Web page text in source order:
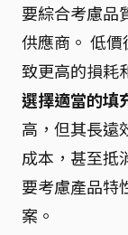
要綜合考慮品
供應商。 低
致更高的損耗
選擇適當的填
高，但其長遠
成本，甚至抵
要考慮產品特
案。